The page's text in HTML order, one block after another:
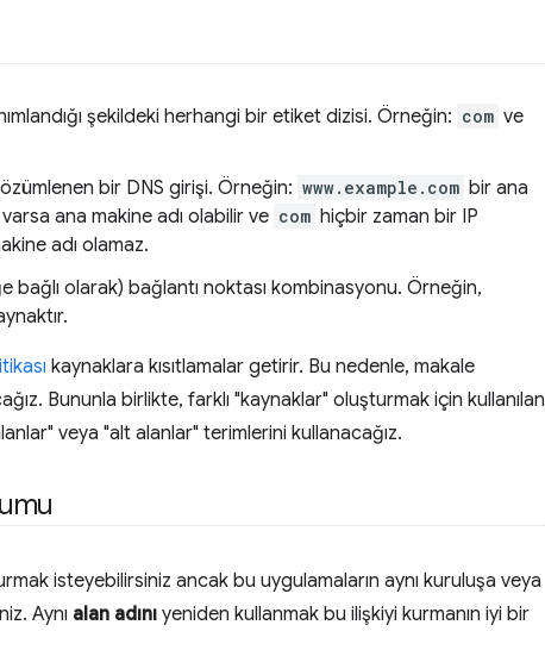
şekildeki herhangi bir etiket dizisi. Örneğin: com ve
bir DNS girişi. Örneğin: www.example.com bir ana
ana makine adı olabilir ve com hiçbir zaman bir IP
adı olamaz.
bağlı olarak) bağlantı noktası kombinasyonu. Örneğin,
kaynaklara kısıtlamalar getirir. Bu nedenle, makale
Bununla birlikte, farklı "kaynaklar" oluşturmak için kullanılan
veya "alt alanlar" terimlerini kullanacağız.
isteyebilirsiniz ancak bu uygulamaların aynı kuruluşa veya
Aynı alan adını yeniden kullanmak bu ilişkiyi kurmanın iyi bir